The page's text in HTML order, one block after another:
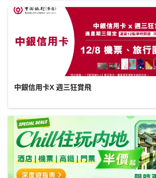
中銀信用卡X 週三狂賞飛